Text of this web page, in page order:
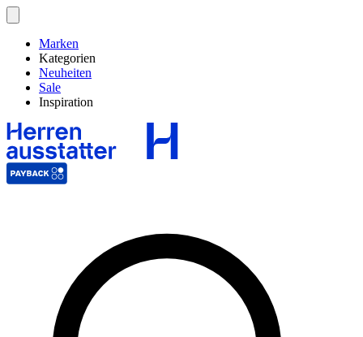
Marken
Kategorien
Neuheiten
Sale
Inspiration